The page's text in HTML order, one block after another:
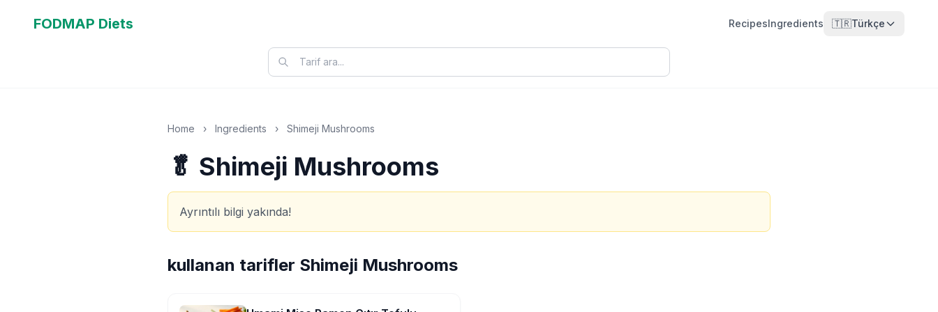
FODMAP Diets RecipesIngredients 🇹🇷Türkçe
Home › Ingredients › Shimeji Mushrooms
🥬 Shimeji Mushrooms
Ayrıntılı bilgi yakında!
kullanan tarifler Shimeji Mushrooms